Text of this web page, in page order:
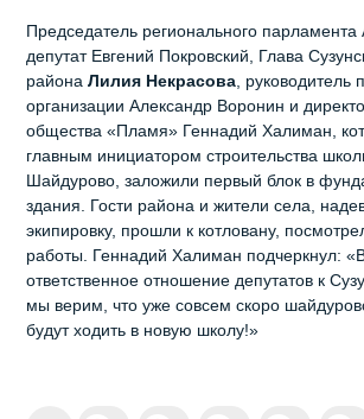
Председатель регионального
депутат Евгений Покровский, Глава
районаЛилия Некрасова , руководитель
организации Александр Воронин и
общества «Пламя» Геннадий Халиман,
главным инициатором строительства
Шайдурово, заложили первый блок в
здания. Гости района и жители села,
экипировку, прошли к котловану,
работы. Геннадий Халиман подчеркнул:
ответственное отношение депутатов к
мы верим, что уже совсем скоро
будут ходить в новую школу!»